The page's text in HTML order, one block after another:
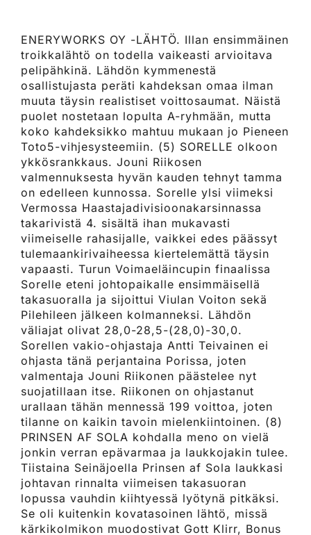
ENERYWORKS OY -LÄHTÖ. Illan ensimmäinen
troikkalähtö on todella vaikeasti arvioitava
pelipähkinä. Lähdön kymmenestä
osallistujasta peräti kahdeksan omaa ilman
muuta täysin realistiset voittosaumat. Näistä
puolet nostetaan lopulta A-ryhmään, mutta
koko kahdeksikko mahtuu mukaan jo Pieneen
Toto5-vihjesysteemiin. (5) SORELLE olkoon
ykkösrankkaus. Jouni Riikosen
valmennuksesta hyvän kauden tehnyt tamma
on edelleen kunnossa. Sorelle ylsi viimeksi
Vermossa Haastajadivisioonakarsinnassa
takarivistä 4. sisältä ihan mukavasti
viimeiselle rahasijalle, vaikkei edes päässyt
tulemaankirivaiheessa kiertelemättä täysin
vapaasti. Turun Voimaeläincupin finaalissa
Sorelle eteni johtopaikalle ensimmäisellä
takasuoralla ja sijoittui Viulan Voiton sekä
Pilehileen jälkeen kolmanneksi. Lähdön
väliajat olivat 28,0-28,5-(28,0)-30,0.
Sorellen vakio-ohjastaja Antti Teivainen ei
ohjasta tänä perjantaina Porissa, joten
valmentaja Jouni Riikonen päästelee nyt
suojatillaan itse. Riikonen on ohjastanut
urallaan tähän mennessä 199 voittoa, joten
tilanne on kaikin tavoin mielenkiintoinen. (8)
PRINSEN AF SOLA kohdalla meno on vielä
jonkin verran epävarmaa ja laukkojakin tulee.
Tiistaina Seinäjoella Prinsen af Sola laukkasi
johtavan rinnalta viimeisen takasuoran
lopussa vauhdin kiihtyessä lyötynä pitkäksi.
Se oli kuitenkin kovatasoinen lähtö, missä
kärkikolmikon muodostivat Gott Klirr, Bonus